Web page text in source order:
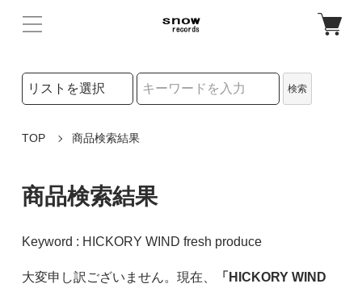
検索リストの選択
検索
TOP 商品検索結果
商品検索結果
Keyword : HICKORY WIND fresh produce
大変申し訳ございません。現在、
「HICKORY WIND